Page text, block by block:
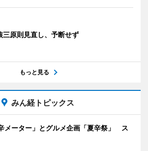
三原則見直し、予断せず
もっと見る
みん経トピックス
メーター」とグルメ企画「夏辛祭」 ス